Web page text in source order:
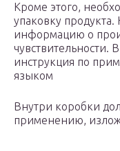
Кроме этого,
упаковку
информацию о
чувствительности.
инструкция по
языком
Внутри коробки
применению,